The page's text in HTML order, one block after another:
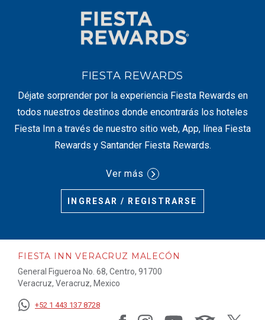
FIESTA REWARDS
Déjate sorprender por la experiencia Fiesta Rewards en
todos nuestros destinos donde encontrarás los hoteles
Fiesta Inn a través de nuestro sitio web, App, línea Fiesta
Rewards y Santander Fiesta Rewards.
Ver más
INGRESAR / REGISTRARSE
FIESTA INN VERACRUZ MALECÓN
General Figueroa No. 68, Centro, 91700
Veracruz, Veracruz, Mexico
+52 1 443 137 8728